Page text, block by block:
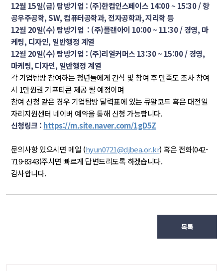
12월 15일(금) 탐방기업 : (주)한컴인스페이스 14:00 ~ 15:30 / 항
공우주공학, SW, 컴퓨터공학과, 전자공학과, 지리학 등
12월 20일(수) 탐방기업 : (주)플랜아이 10:00 ~ 11:30 / 경영, 마
케팅, 디자인, 일반행정 계열
12월 20일(수) 탐방기업 : (주)리얼커머스 13:30 ~ 15:00 / 경영,
마케팅, 디자인, 일반행정 계열
각 기업탐방 참여하는 청년들에게 간식 및 참여 후 만족도 조사 참여
시 1만원권 기프티콘 제공 될 예정이며
참여 신청 같은 경우 기업탐방 달력표에 있는 큐알코드 혹은 대전일
자리지원센터 네이버 예약을 통해 신청 가능합니다.
신청링크 : https://m.site.naver.com/1gD5Z
문의사항 있으시면 메일 (hyun0721@djbea.or.kr) 혹은 전화(042-
719-8343)주시면 빠르게 답변드리도록 하겠습니다.
감사합니다.
목록